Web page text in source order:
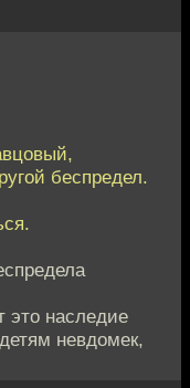
беспредел.
это наследие
невдомек,